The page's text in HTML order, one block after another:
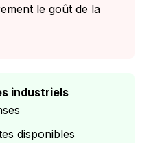
le goût de la
industriels
disponibles